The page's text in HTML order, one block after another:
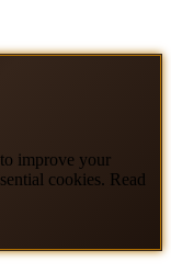
improve your
cookies. Read